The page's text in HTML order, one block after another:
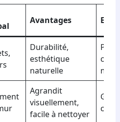
Avantages
Durabilité,
esthétique
naturelle
Agrandit
visuellement,
facile à nettoyer
Grès